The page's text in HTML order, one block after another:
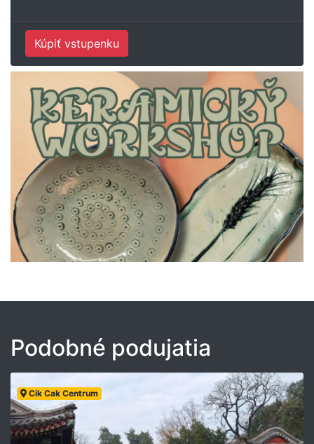
Kúpiť vstupenku
Podobné podujatia
Cik Cak Centrum